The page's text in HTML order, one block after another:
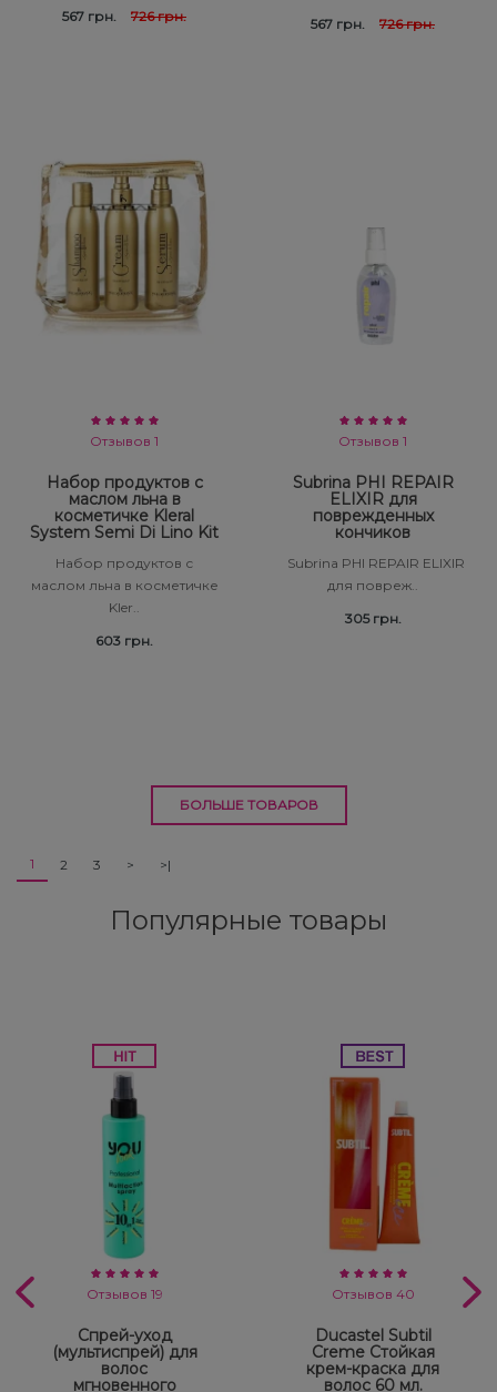
567 грн.
726 грн.
567 грн.
726 грн.
Отзывов 1
Набор продуктов с
маслом льна в
косметичке Kleral
System Semi Di Lino Kit
Набор продуктов с
маслом льна в косметичке
Kler..
603 грн.
Отзывов 1
Subrina PHI REPAIR
ELIXIR для
поврежденных
кончиков
Subrina PHI REPAIR ELIXIR
для повреж..
305 грн.
БОЛЬШЕ ТОВАРОВ
1 2 3 > >|
Популярные товары
Отзывов 19
Спрей-уход
(мультиспрей) для
волос
мгновенного
Отзывов 40
Ducastel Subtil
Creme Стойкая
крем-краска для
волос 60 мл.